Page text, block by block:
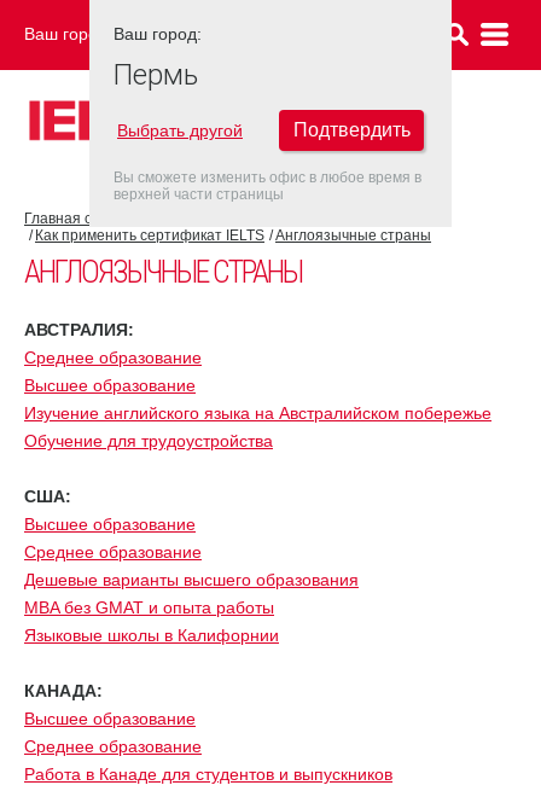
Ваш город: ПЕРМЬ
Главная страница
Как применить сертификат IELTS
Англоязычные страны
АНГЛОЯЗЫЧНЫЕ СТРАНЫ
АВСТРАЛИЯ:
Среднее образование
Высшее образование
Изучение английского языка на Австралийском побережье
Обучение для трудоустройства
США:
Высшее образование
Среднее образование
Дешевые варианты высшего образования
MBA без GMAT и опыта работы
Языковые школы в Калифорнии
КАНАДА:
Высшее образование
Среднее образование
Работа в Канаде для студентов и выпускников
Ваш город:
Пермь
Выбрать другой Подтвердить
Вы сможете изменить офис в любое время в
верхней части страницы